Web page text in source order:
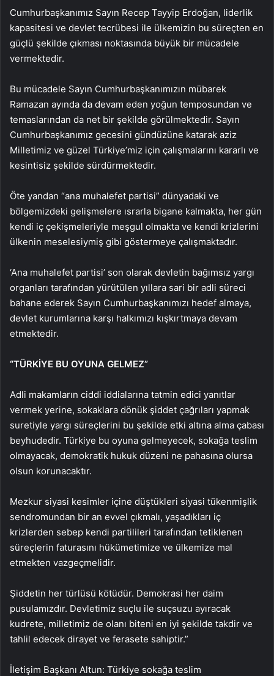
Cumhurbaşkanımız Sayın Recep Tayyip Erdoğan, liderlik
kapasitesi ve devlet tecrübesi ile ülkemizin bu süreçten en
güçlü şekilde çıkması noktasında büyük bir mücadele
vermektedir.
Bu mücadele Sayın Cumhurbaşkanımızın mübarek
Ramazan ayında da devam eden yoğun temposundan ve
temaslarından da net bir şekilde görülmektedir. Sayın
Cumhurbaşkanımız gecesini gündüzüne katarak aziz
Milletimiz ve güzel Türkiye’miz için çalışmalarını kararlı ve
kesintisiz şekilde sürdürmektedir.
Öte yandan “ana muhalefet partisi” dünyadaki ve
bölgemizdeki gelişmelere ısrarla bigane kalmakta, her gün
kendi iç çekişmeleriyle meşgul olmakta ve kendi krizlerini
ülkenin meselesiymiş gibi göstermeye çalışmaktadır.
‘Ana muhalefet partisi’ son olarak devletin bağımsız yargı
organları tarafından yürütülen yıllara sari bir adli süreci
bahane ederek Sayın Cumhurbaşkanımızı hedef almaya,
devlet kurumlarına karşı halkımızı kışkırtmaya devam
etmektedir.
“TÜRKİYE BU OYUNA GELMEZ”
Adli makamların ciddi iddialarına tatmin edici yanıtlar
vermek yerine, sokaklara dönük şiddet çağrıları yapmak
suretiyle yargı süreçlerini bu şekilde etki altına alma çabası
beyhudedir. Türkiye bu oyuna gelmeyecek, sokağa teslim
olmayacak, demokratik hukuk düzeni ne pahasına olursa
olsun korunacaktır.
Mezkur siyasi kesimler içine düştükleri siyasi tükenmişlik
sendromundan bir an evvel çıkmalı, yaşadıkları iç
krizlerden sebep kendi partilileri tarafından tetiklenen
süreçlerin faturasını hükümetimize ve ülkemize mal
etmekten vazgeçmelidir.
Şiddetin her türlüsü kötüdür. Demokrasi her daim
pusulamızdır. Devletimiz suçlu ile suçsuzu ayıracak
kudrete, milletimiz de olanı biteni en iyi şekilde takdir ve
tahlil edecek dirayet ve ferasete sahiptir.”
İletişim Başkanı Altun: Türkiye sokağa teslim